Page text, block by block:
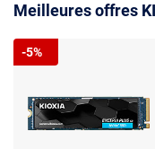
Meilleures offres
-5%